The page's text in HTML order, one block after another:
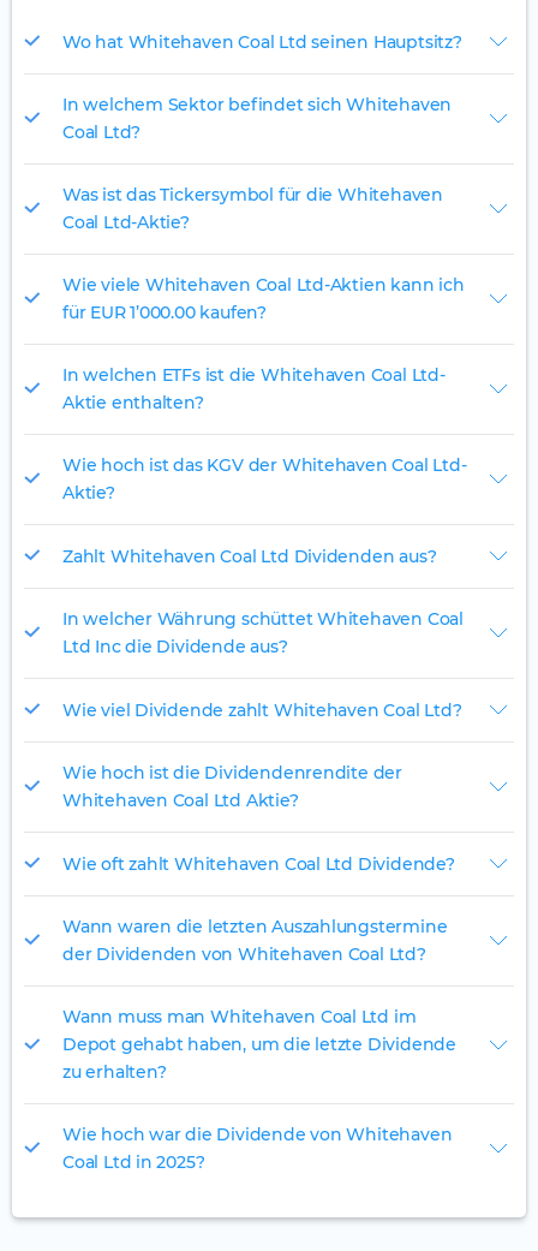
Wo hat Whitehaven Coal Ltd seinen Hauptsitz?
In welchem Sektor befindet sich Whitehaven
Coal Ltd?
Was ist das Tickersymbol für die Whitehaven
Coal Ltd-Aktie?
Wie viele Whitehaven Coal Ltd-Aktien kann ich
für EUR 1’000.00 kaufen?
In welchen ETFs ist die Whitehaven Coal Ltd-
Aktie enthalten?
Wie hoch ist das KGV der Whitehaven Coal Ltd-
Aktie?
Zahlt Whitehaven Coal Ltd Dividenden aus?
In welcher Währung schüttet Whitehaven Coal
Ltd Inc die Dividende aus?
Wie viel Dividende zahlt Whitehaven Coal Ltd?
Wie hoch ist die Dividendenrendite der
Whitehaven Coal Ltd Aktie?
Wie oft zahlt Whitehaven Coal Ltd Dividende?
Wann waren die letzten Auszahlungstermine
der Dividenden von Whitehaven Coal Ltd?
Wann muss man Whitehaven Coal Ltd im
Depot gehabt haben, um die letzte Dividende
zu erhalten?
Wie hoch war die Dividende von Whitehaven
Coal Ltd in 2025?